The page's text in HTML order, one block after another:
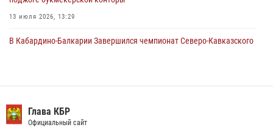
13 июля 2026, 13:29
В Кабардино-Балкарии Завершился чемпионат Северо-Кавказского
задержали группу лиц с крупной партией наркотиков
15 июля 2026, 06:33
Глава КБР
Официальный сайт